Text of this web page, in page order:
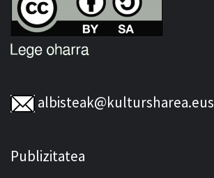
albisteak@kultursharea.eus
Publizitatea